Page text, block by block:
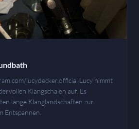
lucydecker.official Lucy nimmt
Klangschalen auf. Es
lange Klanglandschaften zur
Entspannen.